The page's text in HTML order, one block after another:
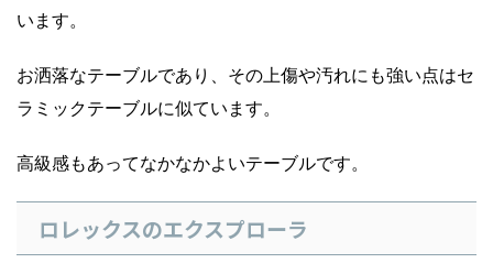
います。
お洒落なテーブルであり、その上傷や汚れにも強い点はセ
ラミックテーブルに似ています。
高級感もあってなかなかよいテーブルです。
ロレックスのエクスプローラ